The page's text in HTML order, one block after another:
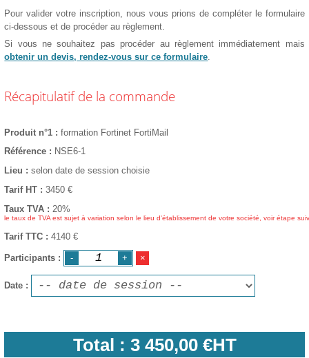
Pour valider votre inscription, nous vous prions de compléter le formulaire
ci-dessous et de procéder au règlement.
Si vous ne souhaitez pas procéder au règlement immédiatement mais
obtenir un devis, rendez-vous sur ce formulaire
Récapitulatif de la commande
Produit n°1
formation Fortinet FortiMail
Référence
NSE6-1
Lieu
selon date de session choisie
Tarif HT
3450 €
Taux TVA
20%
le taux de TVA est sujet à variation selon le lieu d'établissement de votre société, voir étape
Tarif TTC 4140 €
Participants
Date
Total : 3 450,00 €HT